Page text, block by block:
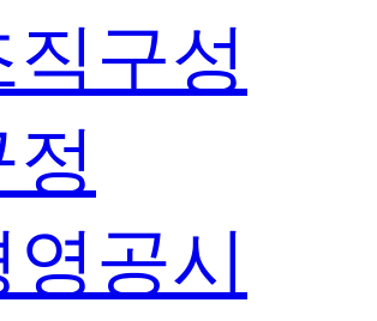
직구성
정
영공시